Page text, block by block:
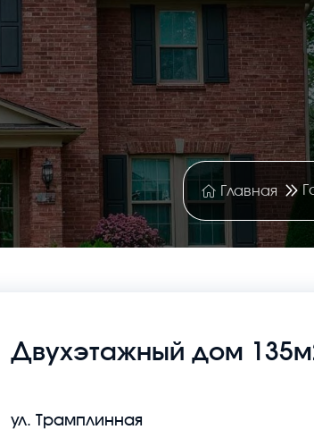
Главная
Двухэтажный дом
ул. Трамплинная